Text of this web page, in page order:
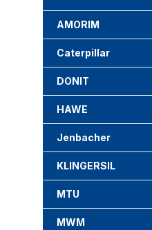
AMORIM
Caterpillar
DONIT
HAWE
Jenbacher
KLINGERSIL
MTU
MWM